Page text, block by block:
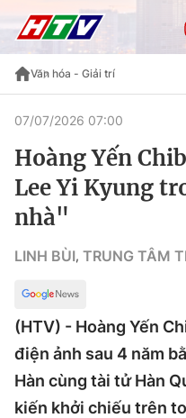
Văn hóa - Giải trí
07/07/2026 07:00
Hoàng Yến
Lee Yi Kyung
nhà"
LINH BÙI, TRUNG TÂM
(HTV) - Hoàng Yến
điện ảnh sau 4 năm
Hàn cùng tài tử Hàn
kiến khởi chiếu trên